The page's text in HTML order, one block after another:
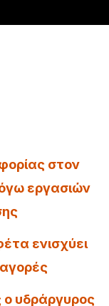
στον
εργασιών
ενισχύει
αγορές
ο υδράργυρος